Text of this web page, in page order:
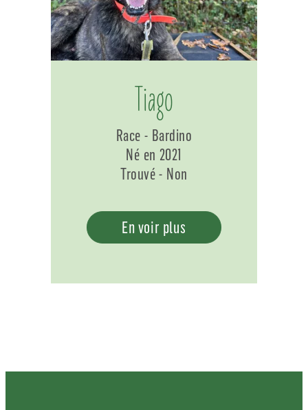
Tiago
Race - Bardino
Né en 2021
Trouvé - Non
En voir plus